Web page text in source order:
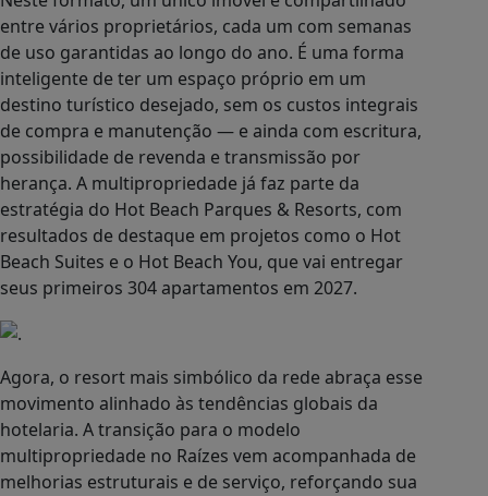
melhorias estruturais e de serviço, reforçando sua
vocação para ser uma hospedagem intimista,
sofisticada e acolhedora. Três categorias de quarto
- Essencial, Clássico e Premiun - as semanas ao
longo do ano são definidas por planos
diferenciados com foco em flexibilidade, conforto e
bem-estar.
São 48 apartamentos cercados por muito verde, um
refúgio íntimo dentro de Olímpia, mantendo viva a
essência acolhedora do antigo Thermas Park Resort
& Spa. Inspirados nas palmeiras nativas do Cerrado,
como o buriti, jerivá, butiá e macaúba, os
apartamentos do Hot Beach Raízes combinam
design autêntico, conforto e conexão com a
natureza. Ambientes exclusivos que traduzem o
Brasil com essência, sofisticação e bem-estar. As